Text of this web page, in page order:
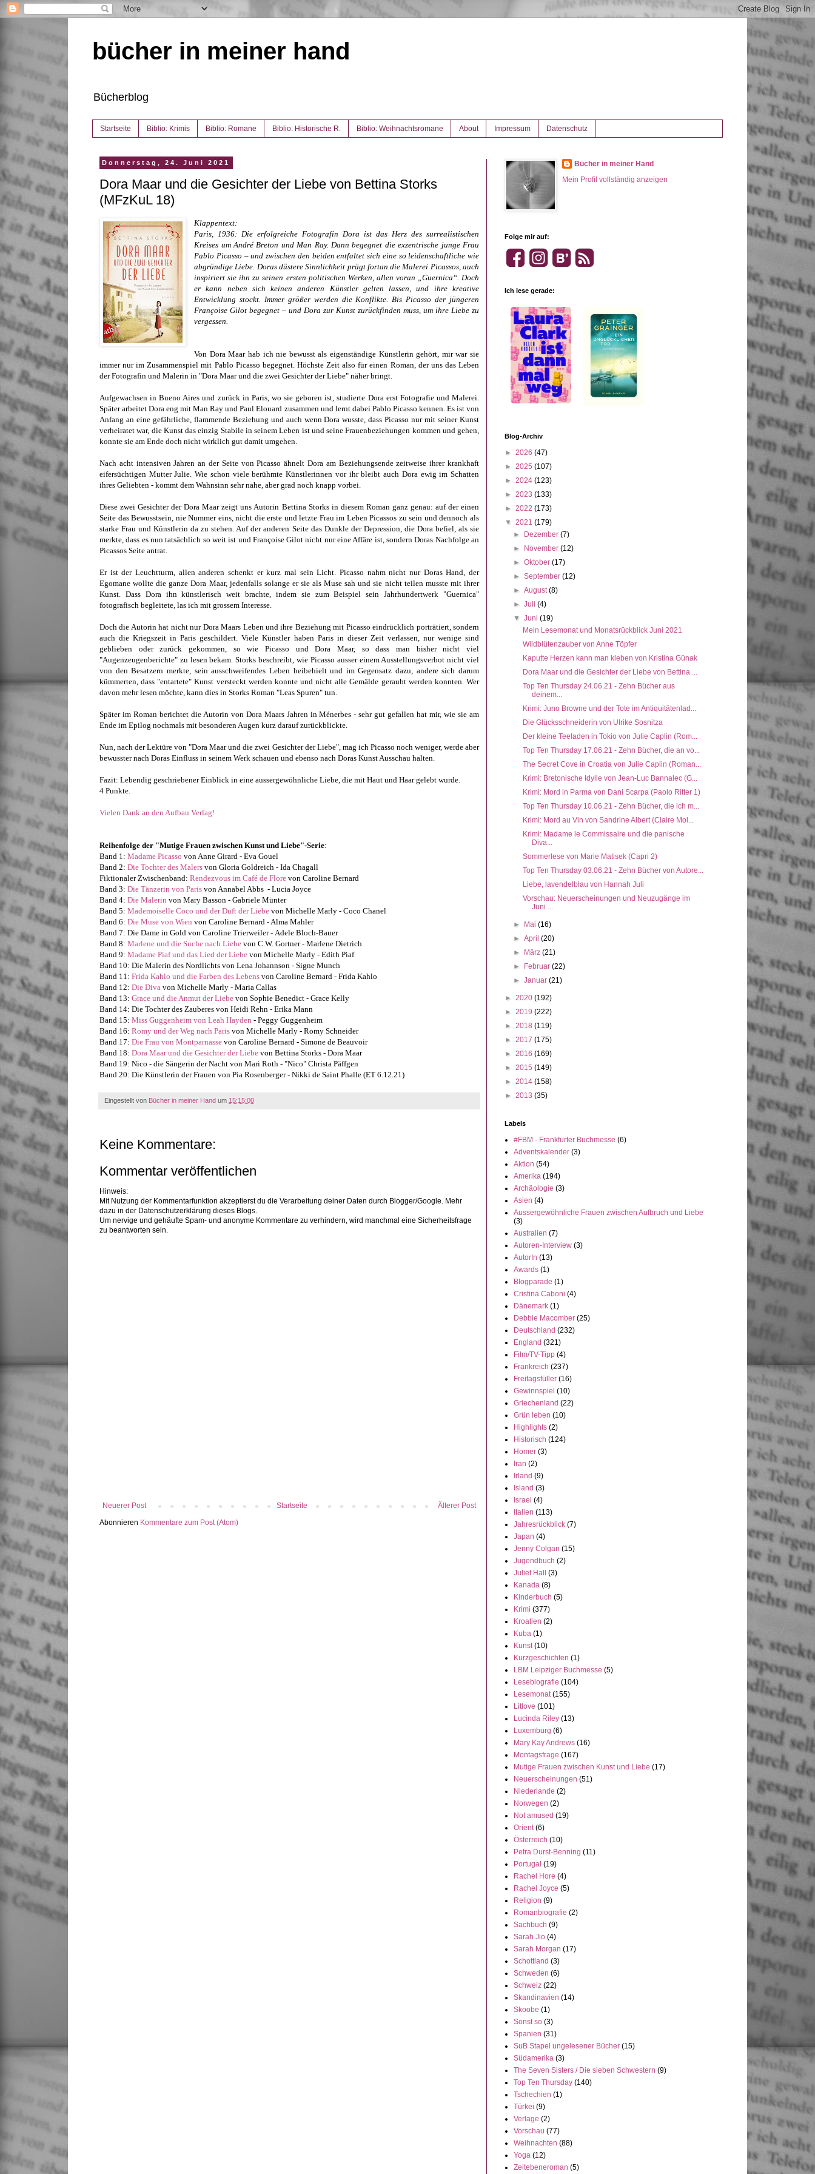
bücher in meiner hand
Bücherblog
Startseite Biblio: Krimis Biblio: Romane Biblio: Historische R. Biblio: Weihnachtsromane About Impressum Datenschutz
Donnerstag, 24. Juni 2021
Dora Maar und die Gesichter der Liebe von Bettina Storks
(MFzKuL 18)
Klappentext:
Paris, 1936: Die erfolgreiche Fotografin Dora ist das Herz des surrealistischen
Kreises um André Breton und Man Ray. Dann begegnet die exzentrische junge Frau
Pablo Picasso – und zwischen den beiden entfaltet sich eine so leidenschaftliche wie
abgründige Liebe. Doras düstere Sinnlichkeit prägt fortan die Malerei Picassos, auch
inspiriert sie ihn zu seinen ersten politischen Werken, allen voran „Guernica“. Doch
er kann neben sich keinen anderen Künstler gelten lassen, und ihre kreative
Entwicklung stockt. Immer größer werden die Konflikte. Bis Picasso der jüngeren
Françoise Gilot begegnet – und Dora zur Kunst zurückfinden muss, um ihre Liebe zu
vergessen.
Von Dora Maar hab ich nie bewusst als eigenständige Künstlerin gehört, mir war sie
immer nur im Zusammenspiel mit Pablo Picasso begegnet. Höchste Zeit also für einen Roman, der uns das Leben
der Fotografin und Malerin in "Dora Maar und die zwei Gesichter der Liebe" näher bringt.
Aufgewachsen in Bueno Aires und zurück in Paris, wo sie geboren ist, studierte Dora erst Fotografie und Malerei.
Später arbeitet Dora eng mit Man Ray und Paul Elouard zusammen und lernt dabei Pablo Picasso kennen. Es ist von
Anfang an eine gefährliche, flammende Beziehung und auch wenn Dora wusste, dass Picasso nur mit seiner Kunst
verheiratet war, die Kunst das einzig Stabile in seinem Leben ist und seine Frauenbeziehungen kommen und gehen,
konnte sie am Ende doch nicht wirklich gut damit umgehen.
Nach acht intensiven Jahren an der Seite von Picasso ähnelt Dora am Beziehungsende zeitweise ihrer krankhaft
eifersüchtigen Mutter Julie. Wie schon viele berühmte Künstlerinnen vor ihr bleibt auch Dora ewig im Schatten
ihres Geliebten - kommt dem Wahnsinn sehr nahe, aber grad noch knapp vorbei.
Diese zwei Gesichter der Dora Maar zeigt uns Autorin Bettina Storks in diesem Roman ganz genau: auf der einen
Seite das Bewusstsein, nie Nummer eins, nicht die erste und letzte Frau im Leben Picassos zu sein und dennoch als
starke Frau und Künstlerin da zu stehen. Auf der anderen Seite das Dunkle der Depression, die Dora befiel, als sie
merkte, dass es nun tatsächlich so weit ist und Françoise Gilot nicht nur eine Affäre ist, sondern Doras Nachfolge an
Picassos Seite antrat.
Er ist der Leuchtturm, allen anderen schenkt er kurz mal sein Licht. Picasso nahm nicht nur Doras Hand, der
Egomane wollte die ganze Dora Maar, jedenfalls solange er sie als Muse sah und sie nicht teilen musste mit ihrer
Kunst. Dass Dora ihn künstlerisch weit brachte, indem sie zum Beispiel sein Jahrhundertwerk "Guernica"
fotografisch begleitete, las ich mit grossem Interesse.
Doch die Autorin hat nicht nur Dora Maars Leben und ihre Beziehung mit Picasso eindrücklich porträtiert, sondern
auch die Kriegszeit in Paris geschildert. Viele Künstler haben Paris in dieser Zeit verlassen, nur wenige sind
geblieben oder zurück gekommen, so wie Picasso und Dora Maar, so dass man bisher nicht viel
"Augenzeugenberichte" zu lesen bekam. Storks beschreibt, wie Picasso ausser einem Ausstellungsverbot nicht viel
von den Besatzern merkte, sein ausschweifendes Leben beibehielt und im Gegensatz dazu, andere sich darum
kümmerten, dass "entartete" Kunst versteckt werden konnte und nicht alle Gemälde geraubt werden konnten. Wer
davon mehr lesen möchte, kann dies in Storks Roman "Leas Spuren" tun.
Später im Roman berichtet die Autorin von Dora Maars Jahren in Ménerbes - sehr gut gefallen hat mir, wie sie am
Ende im Epilog nochmals mit besonderen Augen kurz darauf zurückblickte.
Nun, nach der Lektüre von "Dora Maar und die zwei Gesichter der Liebe", mag ich Picasso noch weniger, werde aber
bewusster nach Doras Einfluss in seinem Werk schauen und ebenso nach Doras Kunst Ausschau halten.
Fazit: Lebendig geschriebener Einblick in eine aussergewöhnliche Liebe, die mit Haut und Haar gelebt wurde.
4 Punkte.
Vielen Dank an den Aufbau Verlag!
Reihenfolge der "Mutige Frauen zwischen Kunst und Liebe"-Serie:
Band 1: Madame Picasso von Anne Girard - Eva Gouel
Band 2: Die Tochter des Malers von Gloria Goldreich - Ida Chagall
Fiktionaler Zwischenband: Rendezvous im Café de Flore von Caroline Bernard
Band 3: Die Tänzerin von Paris von Annabel Abbs - Lucia Joyce
Band 4: Die Malerin von Mary Basson - Gabriele Münter
Band 5: Mademoiselle Coco und der Duft der Liebe von Michelle Marly - Coco Chanel
Band 6: Die Muse von Wien von Caroline Bernard - Alma Mahler
Band 7: Die Dame in Gold von Caroline Trierweiler - Adele Bloch-Bauer
Band 8: Marlene und die Suche nach Liebe von C.W. Gortner - Marlene Dietrich
Band 9: Madame Piaf und das Lied der Liebe von Michelle Marly - Edith Piaf
Band 10: Die Malerin des Nordlichts von Lena Johannson - Signe Munch
Band 11: Frida Kahlo und die Farben des Lebens von Caroline Bernard - Frida Kahlo
Band 12: Die Diva von Michelle Marly - Maria Callas
Band 13: Grace und die Anmut der Liebe von Sophie Benedict - Grace Kelly
Band 14: Die Tochter des Zauberes von Heidi Rehn - Erika Mann
Band 15: Miss Guggenheim von Leah Hayden - Peggy Guggenheim
Band 16: Romy und der Weg nach Paris von Michelle Marly - Romy Schneider
Band 17: Die Frau von Montparnasse von Caroline Bernard - Simone de Beauvoir
Band 18: Dora Maar und die Gesichter der Liebe von Bettina Storks - Dora Maar
Band 19: Nico - die Sängerin der Nacht von Mari Roth - "Nico" Christa Päffgen
Band 20: Die Künstlerin der Frauen von Pia Rosenberger - Nikki de Saint Phalle (ET 6.12.21)
Eingestellt von Bücher in meiner Hand um 15:15:00
Keine Kommentare:
Kommentar veröffentlichen
Hinweis:
Mit Nutzung der Kommentarfunktion akzeptierst du die Verarbeitung deiner Daten durch Blogger/Google. Mehr
dazu in der Datenschutzerklärung dieses Blogs.
Um nervige und gehäufte Spam- und anonyme Kommentare zu verhindern, wird manchmal eine Sicherheitsfrage
zu beantworten sein.
Neuerer Post Älterer Post
Startseite
Abonnieren Kommentare zum Post (Atom)
Bücher in meiner Hand
Mein Profil vollständig anzeigen
Folge mir auf:
Ich lese gerade:
Blog-Archiv
► 2026 (47)
► 2025 (107)
► 2024 (123)
► 2023 (133)
► 2022 (173)
▼ 2021 (179)
►
Dezember(7)
►
November(12)
►Oktober(17)
►September(12)
►August(8)
►Juli(4)
▼Juni(19)
Mein Lesemonat und Monatsrückblick Juni 2021
Wildblütenzauber von Anne Töpfer
Kaputte Herzen kann man kleben von Kristina Günak
Dora Maar und die Gesichter der Liebe von Bettina ...
Top Ten Thursday 24.06.21 - Zehn Bücher aus
deinem...
Krimi: Juno Browne und der Tote im Antiquitätenlad...
Die Glücksschneiderin von Ulrike Sosnitza
Der kleine Teeladen in Tokio von Julie Caplin (Rom...
Top Ten Thursday 17.06.21 - Zehn Bücher, die an vo...
The Secret Cove in Croatia von Julie Caplin (Roman...
Krimi: Bretonische Idylle von Jean-Luc Bannalec (G...
Krimi: Mord in Parma von Dani Scarpa (Paolo Ritter 1)
Top Ten Thursday 10.06.21 - Zehn Bücher, die ich m...
Krimi: Mord au Vin von Sandrine Albert (Claire Mol...
Krimi: Madame le Commissaire und die panische
Diva...
Sommerlese von Marie Matisek (Capri 2)
Top Ten Thursday 03.06.21 - Zehn Bücher von Autore...
Liebe, lavendelblau von Hannah Juli
Vorschau: Neuerscheinungen und Neuzugänge im
Juni ...
► Mai(16)
►April(20)
►
März(21)
►
Februar(22)
►Januar(21)
► 2020 (192)
► 2019 (222)
► 2018 (119)
► 2017 (175)
► 2016 (169)
► 2015 (149)
► 2014 (158)
► 2013 (35)
Labels
#FBM - Frankfurter Buchmesse (6)
Adventskalender (3)
Aktion (54)
Amerika (194)
Archäologie (3)
Asien (4)
Aussergewöhnliche Frauen zwischen Aufbruch und Liebe
(3)
Australien (7)
Autoren-Interview (3)
AutorIn (13)
Awards (1)
Blogparade (1)
Cristina Caboni (4)
Dänemark (1)
Debbie Macomber (25)
Deutschland (232)
England (321)
Film/TV-Tipp (4)
Frankreich (237)
Freitagsfüller (16)
Gewinnspiel (10)
Griechenland (22)
Grün leben (10)
Highlights (2)
Historisch (124)
Homer (3)
Iran (2)
Irland (9)
Island (3)
Israel (4)
Italien (113)
Jahresrückblick (7)
Japan (4)
Jenny Colgan (15)
Jugendbuch (2)
Juliet Hall
(3)
Kanada (8)
Kinderbuch (5)
Krimi (377)
Kroatien (2)
Kuba (1)
Kunst (10)
Kurzgeschichten (1)
LBM Leipziger Buchmesse (5)
Lesebiografie (104)
Lesemonat (155)
Litlove (101)
Lucinda Riley (13)
Luxemburg (6)
Mary Kay Andrews (16)
Montagsfrage (167)
Mutige Frauen zwischen Kunst und Liebe (17)
Neuerscheinungen (51)
Niederlande (2)
Norwegen (2)
Not amused (19)
Orient (6)
Österreich (10)
Petra Durst-Benning (11)
Portugal (19)
Rachel Hore (4)
Rachel Joyce (5)
Religion (9)
Romanbiografie (2)
Sachbuch (9)
Sarah Jio (4)
Sarah Morgan (17)
Schottland (3)
Schweden (6)
Schweiz (22)
Skandinavien (14)
Skoobe (1)
Sonst so (3)
Spanien (31)
SuB Stapel ungelesener Bücher (15)
Südamerika (3)
The Seven Sisters / Die sieben Schwestern (9)
Top Ten Thursday (140)
Tschechien (1)
Türkei (9)
Verlage (2)
Vorschau (77)
Weihnachten (88)
Yoga (12)
Zeitebeneroman (5)